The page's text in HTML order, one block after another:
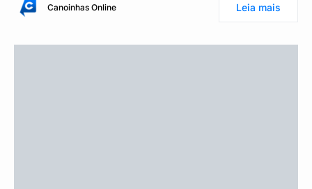
Canoinhas Online Leia mais